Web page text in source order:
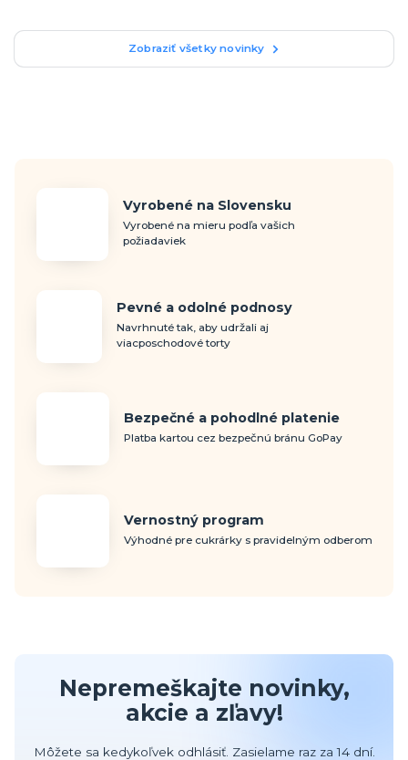
Zobraziť všetky novinky
Vyrobené na Slovensku
Vyrobené na mieru podľa vašich
požiadaviek
Pevné a odolné podnosy
Navrhnuté tak, aby udržali aj
viacposchodové torty
Bezpečné a pohodlné platenie
Platba kartou cez bezpečnú bránu GoPay
Vernostný program
Výhodné pre cukrárky s pravidelným odberom
Nepremeškajte novinky,
akcie a zľavy!
Môžete sa kedykoľvek odhlásiť. Zasielame raz za 14 dní.